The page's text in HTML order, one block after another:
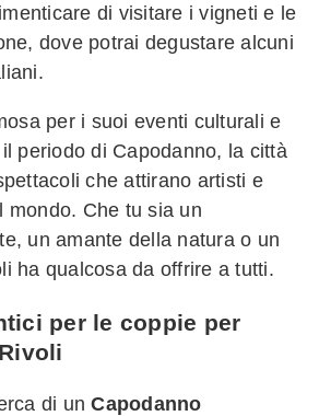
di visitare i vigneti e le
dove potrai degustare alcuni
per i suoi eventi culturali e
periodo di Capodanno, la città
che attirano artisti e
mondo. Che tu sia un
un amante della natura o un
ha qualcosa da offrire a tutti.
per le coppie per
di unCapodanno